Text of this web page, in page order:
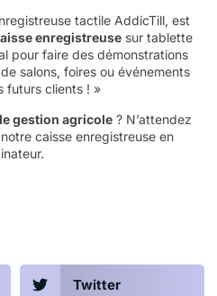
tactile AddicTill, est
enregistreuse sur tablette
pour faire des démonstrations
salons, foires ou événements
futurs clients ! »
gestion agricole ? N’attendez
caisse enregistreuse en
Twitter